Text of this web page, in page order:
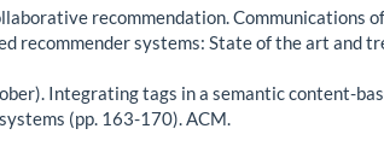
recommendation. Communications
recommender systems: State of the art and
Integrating tags in a semantic content-
(pp. 163-170). ACM.